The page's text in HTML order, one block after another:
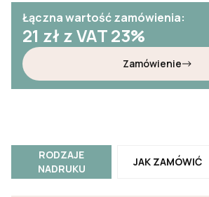
Łączna wartość zamówienia:
21 zł z VAT 23%
Zamówienie
RODZAJE
NADRUKU
JAK ZAMÓWIĆ